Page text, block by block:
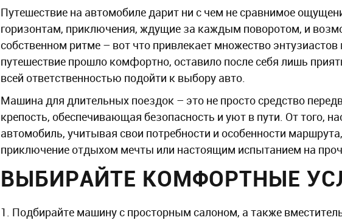
Путешествие на автомобиле дарит ни с чем не сравнимое
горизонтам, приключения, ждущие за каждым поворотом, и
собственном ритме – вот что привлекает множество
путешествие прошло комфортно, оставило после себя лишь
всей ответственностью подойти к выбору авто.
Машина для длительных поездок – это не просто средство
крепость, обеспечивающая безопасность и уют в пути. От того,
автомобиль, учитывая свои потребности и особенности
приключение отдыхом мечты или настоящим испытанием на
ВЫБИРАЙТЕ КОМФОРТНЫЕ
1. Подбирайте машину с просторным салоном, а также